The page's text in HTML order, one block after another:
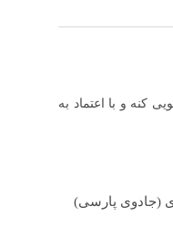
کنه و با اعتماد به
(جادوی پارسی)